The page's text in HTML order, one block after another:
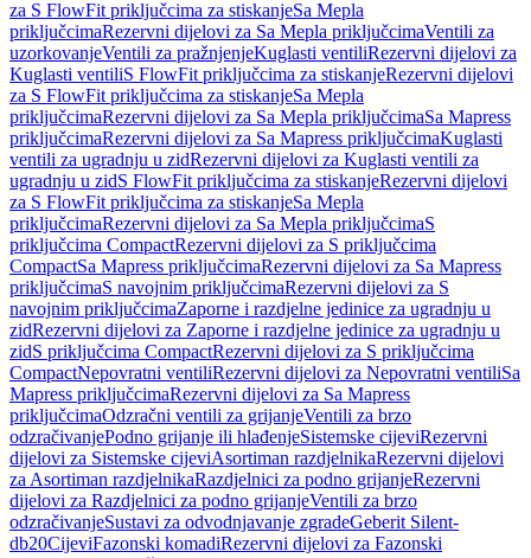
za S FlowFit priključcima za stiskanjeSa Mepla
priključcimaRezervni dijelovi za Sa Mepla priključcimaVentili za
uzorkovanjeVentili za pražnjenjeKuglasti ventiliRezervni dijelovi za
Kuglasti ventiliS FlowFit priključcima za stiskanjeRezervni dijelovi
za S FlowFit priključcima za stiskanjeSa Mepla
priključcimaRezervni dijelovi za Sa Mepla priključcimaSa Mapress
priključcimaRezervni dijelovi za Sa Mapress priključcimaKuglasti
ventili za ugradnju u zidRezervni dijelovi za Kuglasti ventili za
ugradnju u zidS FlowFit priključcima za stiskanjeRezervni dijelovi
za S FlowFit priključcima za stiskanjeSa Mepla
priključcimaRezervni dijelovi za Sa Mepla priključcimaS
priključcima CompactRezervni dijelovi za S priključcima
CompactSa Mapress priključcimaRezervni dijelovi za Sa Mapress
priključcimaS navojnim priključcimaRezervni dijelovi za S
navojnim priključcimaZaporne i razdjelne jedinice za ugradnju u
zidRezervni dijelovi za Zaporne i razdjelne jedinice za ugradnju u
zidS priključcima CompactRezervni dijelovi za S priključcima
CompactNepovratni ventiliRezervni dijelovi za Nepovratni ventiliSa
Mapress priključcimaRezervni dijelovi za Sa Mapress
priključcimaOdzračni ventili za grijanjeVentili za brzo
odzračivanjePodno grijanje ili hlađenjeSistemske cijeviRezervni
dijelovi za Sistemske cijeviAsortiman razdjelnikaRezervni dijelovi
za Asortiman razdjelnikaRazdjelnici za podno grijanjeRezervni
dijelovi za Razdjelnici za podno grijanjeVentili za brzo
odzračivanjeSustavi za odvodnjavanje zgradeGeberit Silent-
db20CijeviFazonski komadiRezervni dijelovi za Fazonski